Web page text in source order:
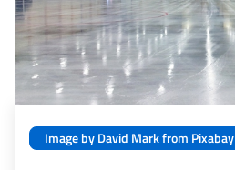
Image by David Mark from Pixabay